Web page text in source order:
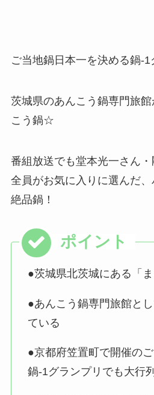
ご当地鍋日本一を決める鍋-1
茨城県のあんこう鍋専門旅
こう鍋☆
番組放送でも堂本光一さん
全員がお気に入りに選んだ
絶品鍋！
●茨城県北茨城にある「ま
●あんこう鍋専門旅館と
ている
●京都府笠置町で開催の
鍋-1グランプリでも大行